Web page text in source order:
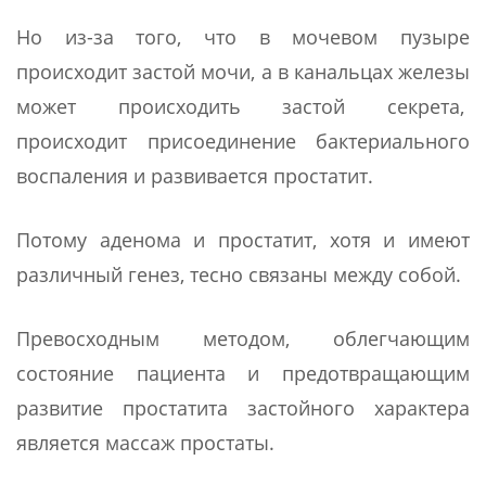
Но из-за того, что в мочевом пузыре
происходит застой мочи, а в канальцах железы
может происходить застой секрета,
происходит присоединение бактериального
воспаления и развивается простатит.
Потому аденома и простатит, хотя и имеют
различный генез, тесно связаны между собой.
Превосходным методом, облегчающим
состояние пациента и предотвращающим
развитие простатита застойного характера
является массаж простаты.